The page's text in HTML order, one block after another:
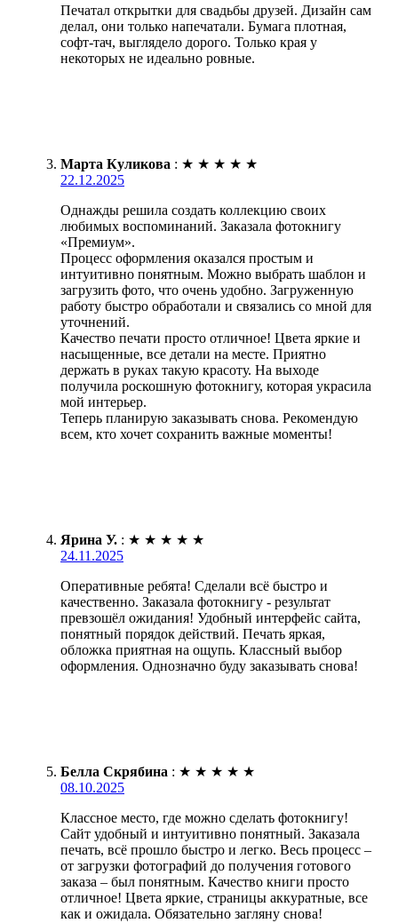
Печатал открытки для свадьбы друзей. Дизайн сам
делал, они только напечатали. Бумага плотная,
софт-тач, выглядело дорого. Только края у
некоторых не идеально ровные.
Марта Куликова : ★ ★ ★ ★ ★
22.12.2025
Однажды решила создать коллекцию своих
любимых воспоминаний. Заказала фотокнигу
«Премиум».
Процесс оформления оказался простым и
интуитивно понятным. Можно выбрать шаблон и
загрузить фото, что очень удобно. Загруженную
работу быстро обработали и связались со мной для
уточнений.
Качество печати просто отличное! Цвета яркие и
насыщенные, все детали на месте. Приятно
держать в руках такую красоту. На выходе
получила роскошную фотокнигу, которая украсила
мой интерьер.
Теперь планирую заказывать снова. Рекомендую
всем, кто хочет сохранить важные моменты!
Ярина У. : ★ ★ ★ ★ ★
24.11.2025
Оперативные ребята! Сделали всё быстро и
качественно. Заказала фотокнигу - результат
превзошёл ожидания! Удобный интерфейс сайта,
понятный порядок действий. Печать яркая,
обложка приятная на ощупь. Классный выбор
оформления. Однозначно буду заказывать снова!
Белла Скрябина : ★ ★ ★ ★ ★
08.10.2025
Классное место, где можно сделать фотокнигу!
Сайт удобный и интуитивно понятный. Заказала
печать, всё прошло быстро и легко. Весь процесс –
от загрузки фотографий до получения готового
заказа – был понятным. Качество книги просто
отличное! Цвета яркие, страницы аккуратные, все
как и ожидала. Обязательно загляну снова!